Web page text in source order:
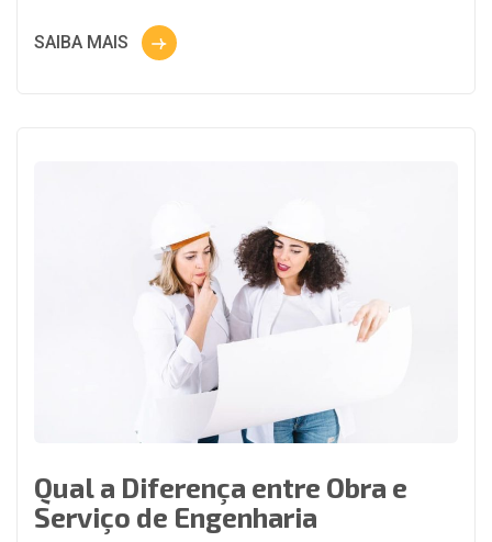
SAIBA MAIS
Qual a Diferença entre Obra e
Serviço de Engenharia